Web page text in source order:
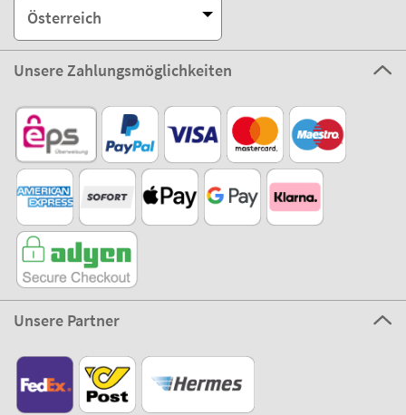
Österreich
Unsere Zahlungsmöglichkeiten
Unsere Partner